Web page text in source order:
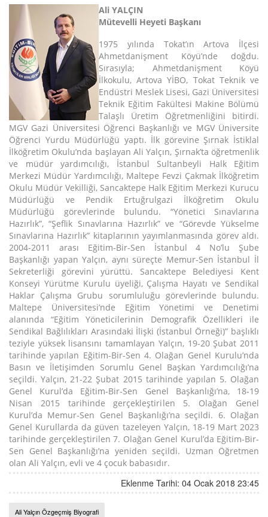
Ali YALÇIN
Mütevelli Heyeti Başkanı
1975 yılında Tokat’ın Artova İlçesi
Ahmetdanişment Köyü’nde doğdu.
Sırasıyla; Ahmetdanişment Köyü
İlkokulu, Artova YİBO, Tokat Teknik ve
Endüstri Meslek Lisesi, Gazi Üniversitesi
Teknik Eğitim Fakültesi Makine Bölümü
Talaşlı Üretim Öğretmenliğini bitirdi.
MGV Gazi Üniversitesi Öğrenci Başkanlığı ve MGV Üniversite
Öğrenci Yurdu Müdürlüğü yaptı. İlk görevine Şırnak İstiklal
İlköğretim Okulu’nda başlayan Ali Yalçın, Şırnak’ta öğretmenlik
ve müdür yardımcılığı, İstanbul Sultanbeyli Halk Eğitim
Merkezi Müdür Yardımcılığı, Maltepe Fevzi Çakmak İlköğretim
Okulu Müdür Vekilliği, Sancaktepe Halk Eğitim Merkezi Kurucu
Müdürlüğü ve Pendik Ertuğrulgazi İlköğretim Okulu
Müdürlüğü görevlerinde bulundu. “Yönetici Sınavlarına
Hazırlık”, “Şeflik Sınavlarına Hazırlık” ve “Görevde Yükselme
Sınavlarına Hazırlık” kitaplarının yayımlanmasında görev aldı.
2004-2011 arası Eğitim-Bir-Sen İstanbul 4 No’lu Şube
Başkanlığı yapan Yalçın, aynı süreçte Memur-Sen İstanbul İl
Sekreterliği görevini yürüttü. Sancaktepe Belediyesi Kent
Konseyi Yürütme Kurulu üyeliği, Çalışma Hayatı ve Sendikal
Haklar Çalışma Grubu sorumluluğu görevlerinde bulundu.
Maltepe Üniversitesi’nde Eğitim Yönetimi ve Denetimi
alanında “Eğitim Yöneticilerinin Demografik Özellikleri ile
Sendikal Bağlılıkları Arasındaki İlişki (İstanbul Örneği)” başlıklı
teziyle yüksek lisansını tamamlayan Yalçın, 19-20 Şubat 2011
tarihinde yapılan Eğitim-Bir-Sen 4. Olağan Genel Kurulu’nda
Basın ve İletişimden Sorumlu Genel Başkan Yardımcılığı’na
seçildi. Yalçın, 21-22 Şubat 2015 tarihinde yapılan 5. Olağan
Genel Kurul’da Eğitim-Bir-Sen Genel Başkanlığı’na, 18-19
Nisan 2015 tarihinde gerçekleştirilen 5. Olağan Genel
Kurul’da Memur-Sen Genel Başkanlığı’na seçildi. 6. Olağan
Genel Kurullarda da güven tazeleyen Yalçın, 18-19 Mart 2023
tarihinde gerçekleştirilen 7. Olağan Genel Kurul’da Eğitim-Bir-
Sen Genel Başkanlığı’na yeniden seçildi. Uzman Öğretmen
olan Ali Yalçın, evli ve 4 çocuk babasıdır.
Eklenme Tarihi: 04 Ocak 2018 23:45
Ali Yalçın Özgeçmiş Biyografi